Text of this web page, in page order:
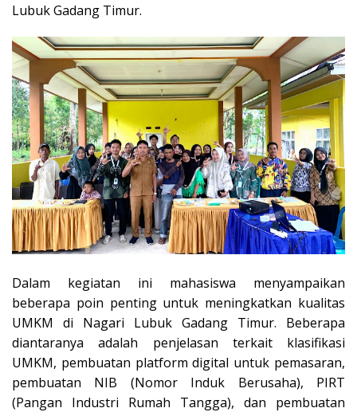
Lubuk Gadang Timur.
Dalam kegiatan ini mahasiswa menyampaikan
beberapa poin penting untuk meningkatkan kualitas
UMKM di Nagari Lubuk Gadang Timur. Beberapa
diantaranya adalah penjelasan terkait klasifikasi
UMKM, pembuatan platform digital untuk pemasaran,
pembuatan NIB (Nomor Induk Berusaha), PIRT
(Pangan Industri Rumah Tangga), dan pembuatan